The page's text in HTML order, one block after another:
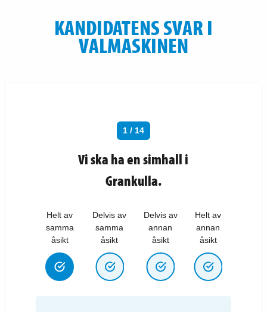
KANDIDATENS SVAR I
VALMASKINEN
1 / 14
Vi ska ha en simhall i
Grankulla.
Helt av
samma
åsikt
Delvis av
samma
åsikt
Delvis av
annan
åsikt
Helt av
annan
åsikt